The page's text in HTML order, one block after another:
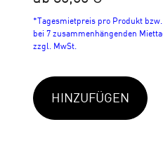
*Tagesmietpreis pro Produkt bzw.
bei 7 zusammenhängenden
zzgl. MwSt.
HINZUFÜGEN